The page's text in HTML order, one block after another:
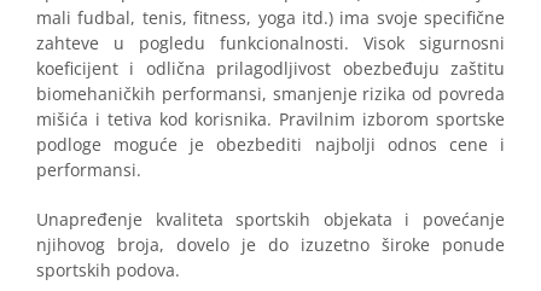
mali fudbal, tenis, fitness, yoga itd.) ima svoje specifične
zahteve u pogledu funkcionalnosti. Visok sigurnosni
koeficijent i odlična prilagodljivost obezbeđuju zaštitu
biomehaničkih performansi, smanjenje rizika od povreda
mišića i tetiva kod korisnika. Pravilnim izborom sportske
podloge moguće je obezbediti najbolji odnos cene i
performansi.
Unapređenje kvaliteta sportskih objekata i povećanje
njihovog broja, dovelo je do izuzetno široke ponude
sportskih podova.